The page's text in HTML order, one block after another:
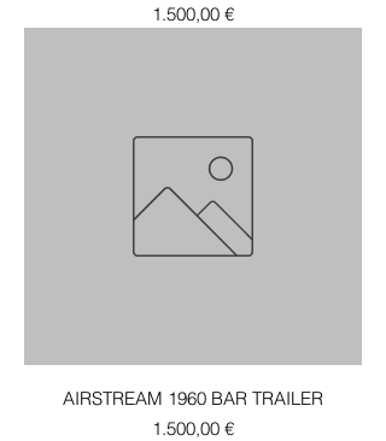
Τιμή
1.500,00 €
AIRSTREAM 1960 BAR TRAILER
Τιμή
1.500,00 €